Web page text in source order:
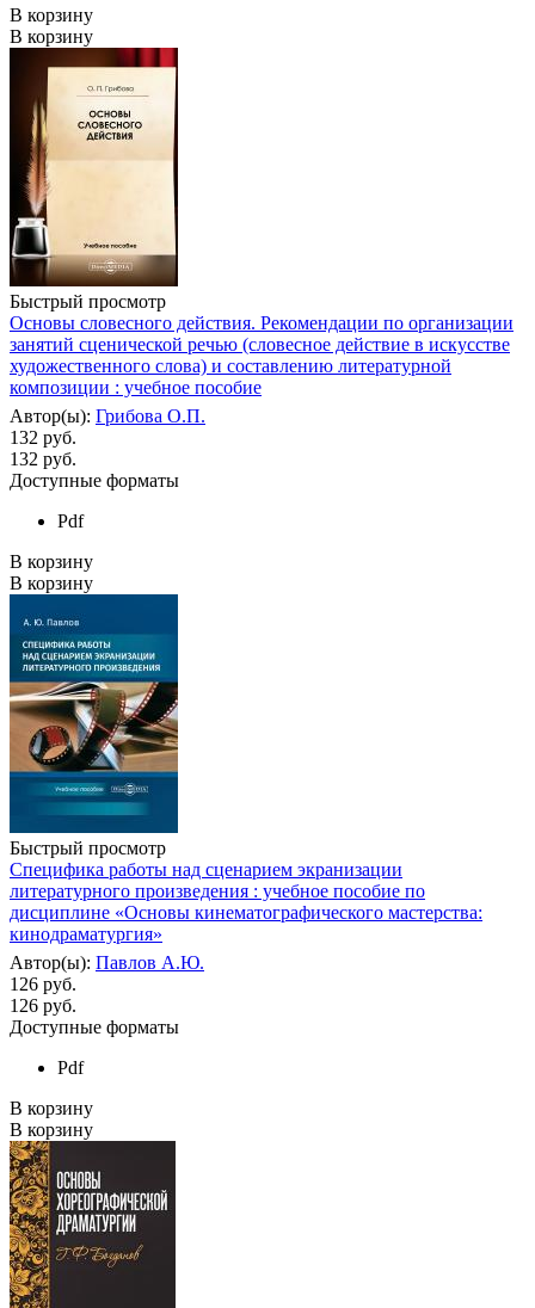
В корзину
В корзину
Быстрый просмотр
Основы словесного действия. Рекомендации по организации
занятий сценической речью (словесное действие в искусстве
художественного слова) и составлению литературной
композиции : учебное пособие
Автор(ы): Грибова О.П.
132 руб.
132 руб.
Доступные форматы
Pdf
В корзину
В корзину
Быстрый просмотр
Специфика работы над сценарием экранизации
литературного произведения : учебное пособие по
дисциплине «Основы кинематографического мастерства:
кинодраматургия»
Автор(ы): Павлов А.Ю.
126 руб.
126 руб.
Доступные форматы
Pdf
В корзину
В корзину